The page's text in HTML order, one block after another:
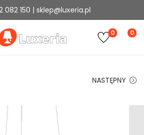
082 150 | sklep@luxeria.pl
0 0
NASTĘPNY